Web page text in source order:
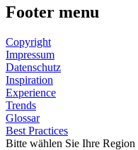
Footer menu
Copyright
Impressum
Datenschutz
Inspiration
Experience
Trends
Glossar
Best Practices
Bitte wählen Sie Ihre Region